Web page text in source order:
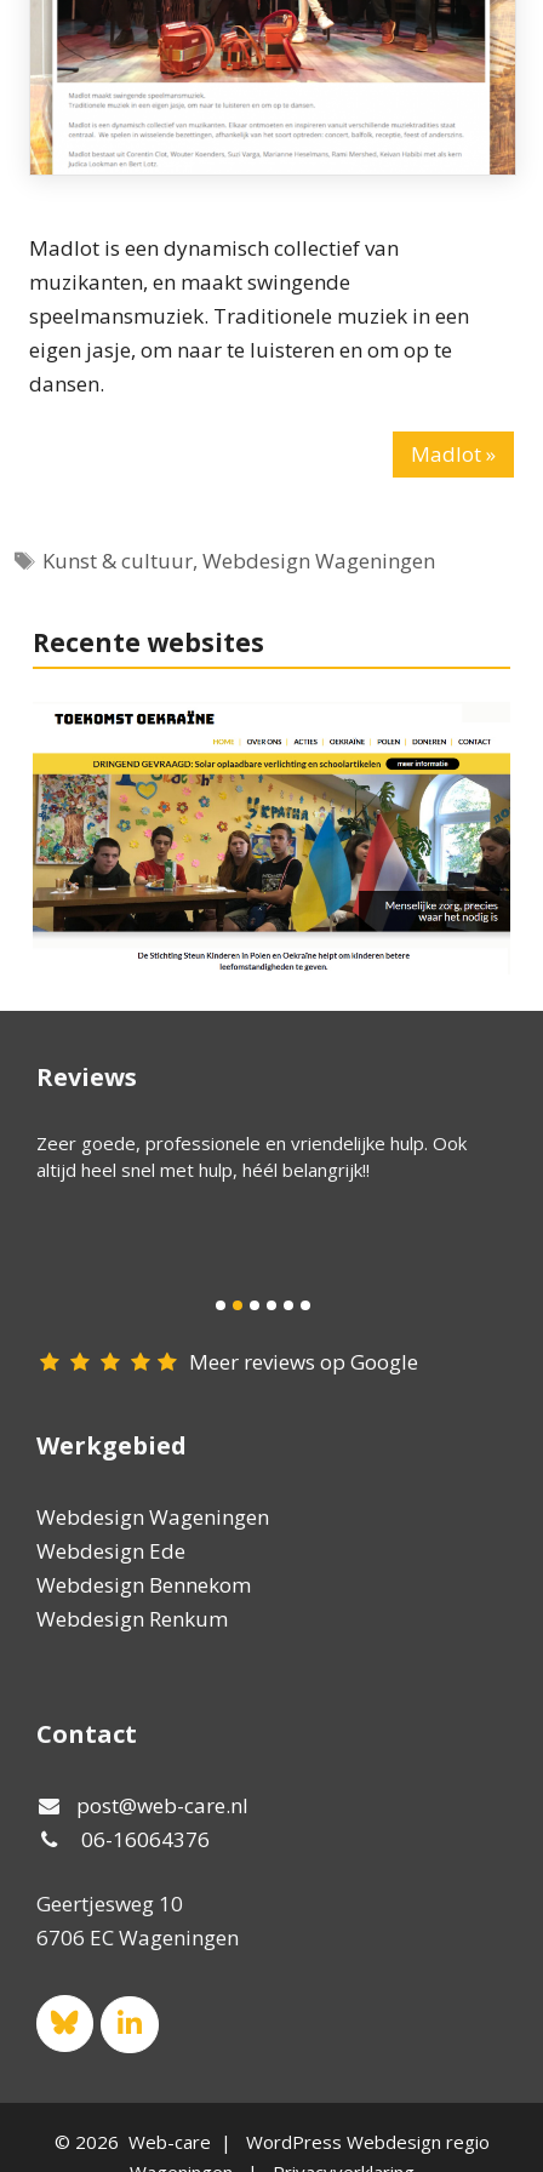
Madlot is een dynamisch collectief van
muzikanten, en maakt swingende
speelmansmuziek. Traditionele muziek in een
eigen jasje, om naar te luisteren en om op te
dansen.
Madlot »
Tags
Kunst & cultuur,Webdesign Wageningen
Recente websites
Reviews
Zeer goede, professionele en vriendelijke hulp. Ook
altijd heel snel met hulp, héél belangrijk!!
Meer reviews op Google
Werkgebied
Webdesign Wageningen
Webdesign Ede
Webdesign Bennekom
Webdesign Renkum
Contact
post@web-care.nl
06-16064376
Geertjesweg 10
6706 EC Wageningen
© 2026 Web-care | WordPress Webdesign regio